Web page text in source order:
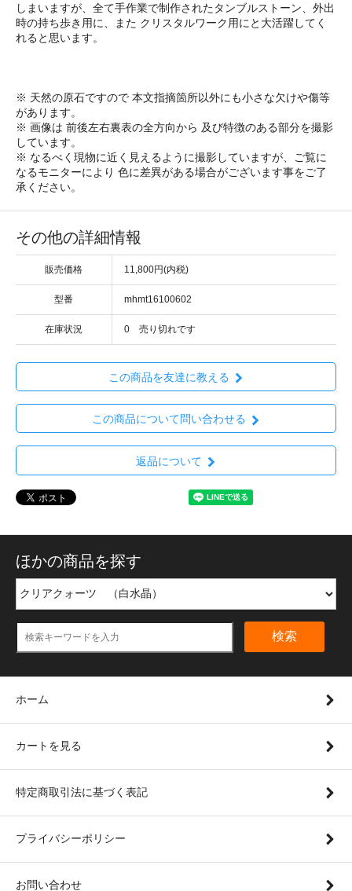
しまいますが、全て手作業で制作されたタンブルストーン、外出
時の持ち歩き用に、また クリスタルワーク用にと大活躍してく
れると思います。
※ 天然の原石ですので 本文指摘箇所以外にも小さな欠けや傷等
があります。
※ 画像は 前後左右裏表の全方向から 及び特徴のある部分を撮影
しています。
※ なるべく現物に近く見えるように撮影していますが、ご覧に
なるモニターにより 色に差異がある場合がございます事をご了
承ください。
その他の詳細情報
販売価格 11,800円(内税)
型番 mhmt16100602
在庫状況 0 売り切れです
この商品を友達に教える
この商品について問い合わせる
返品について
ほかの商品を探す
検索
ホーム
カートを見る
特定商取引法に基づく表記
プライバシーポリシー
お問い合わせ